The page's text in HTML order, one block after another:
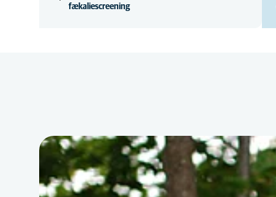
fækaliescreening